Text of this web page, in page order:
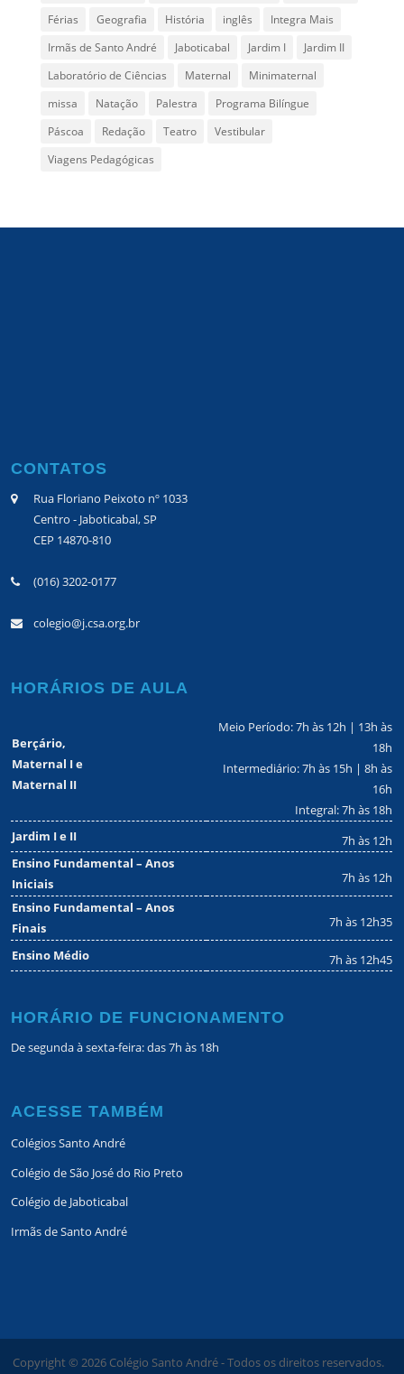
Férias
Geografia História inglês
Integra Mais
Irmãs de Santo André
Jaboticabal Jardim I
Jardim II
Laboratório de Ciências
Maternal
Minimaternal
missa
Natação Palestra
Programa Bilíngue
Páscoa
Redação Teatro
Vestibular
Viagens Pedagógicas
CONTATOS
Rua Floriano Peixoto nº 1033
Centro - Jaboticabal, SP
CEP 14870-810
(016) 3202-0177
colegio@j.csa.org.br
HORÁRIOS DE AULA
Berçário,
Maternal I e
Maternal II
Meio Período: 7h às 12h | 13h às
18h
Intermediário: 7h às 15h | 8h às
16h
Integral: 7h às 18h
Jardim I e II
7h às 12h
Ensino Fundamental – Anos
Iniciais
7h às 12h
Ensino Fundamental – Anos
Finais
7h às 12h35
Ensino Médio 7h às 12h45
HORÁRIO DE FUNCIONAMENTO
De segunda à sexta-feira: das 7h às 18h
ACESSE TAMBÉM
Colégios Santo André
Colégio de São José do Rio Preto
Colégio de Jaboticabal
Irmãs de Santo André
Copyright © 2026Colégio Santo André - Todos os direitos reservados.